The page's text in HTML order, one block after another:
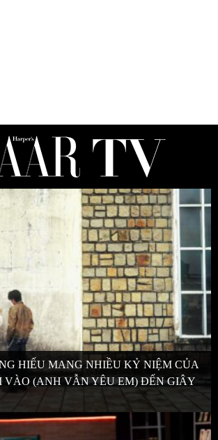
HIẾU MANG NHIỀU KỶ NIỆM CỦA
VÀO (ANH VẪN YÊU EM) ĐẾN GIÂY